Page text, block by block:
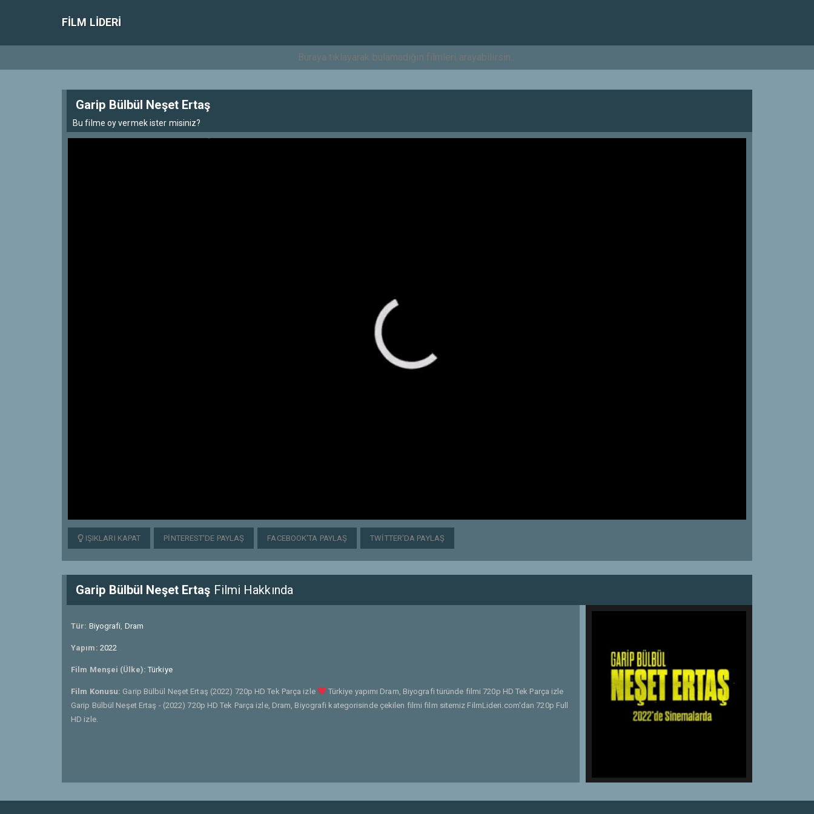
FILM LIDERI
Garip Bülbül Neşet Ertaş
Bu filme oy vermek ister misiniz?
IŞIKLARI KAPAT PINTEREST'DE PAYLAŞ FACEBOOK'TA PAYLAŞ TWITTER'DA PAYLAŞ
Garip Bülbül Neşet Ertaş Filmi Hakkında
Tür: Biyografi, Dram
Yapım: 2022
Film Menşei (Ülke): Türkiye
Film Konusu: Garip Bülbül Neşet Ertaş (2022) 720p HD Tek Parça izle
Türkiye yapımı Dram, Biyografi türünde filmi 720p HD Tek Parça izle
Garip Bülbül Neşet Ertaş - (2022) 720p HD Tek Parça izle, Dram, Biyografi kategorisinde çekilen filmi film sitemiz FilmLideri.com'dan 720p Full
HD izle.